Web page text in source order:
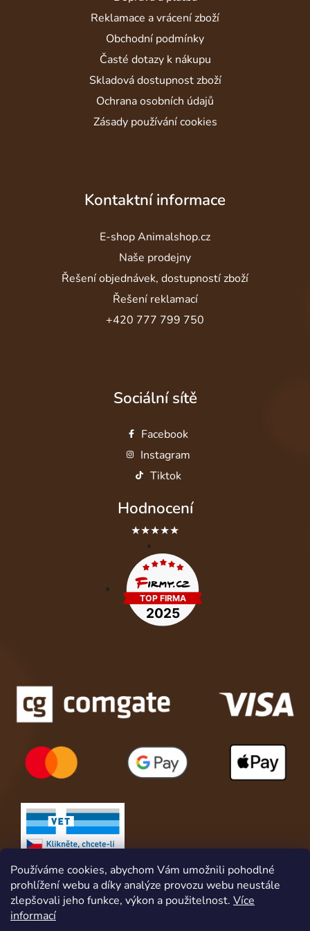
Používáme cookies, abychom Vám umožnili pohodlné
prohlížení webu a díky analýze provozu webu neustále
zlepšovali jeho funkce, výkon a použitelnost. Více
informací
Reklamace a vrácení zboží
Obchodní podmínky
Časté dotazy k nákupu
Skladová dostupnost zboží
Ochrana osobních údajů
Zásady používání cookies
Kontaktní informace
E-shop Animalshop.cz
Naše prodejny
Řešení objednávek, dostupností zboží
Řešení reklamací
+420 777 799 750
Sociální sítě
Facebook
Instagram
Tiktok
Hodnocení
★★★★★